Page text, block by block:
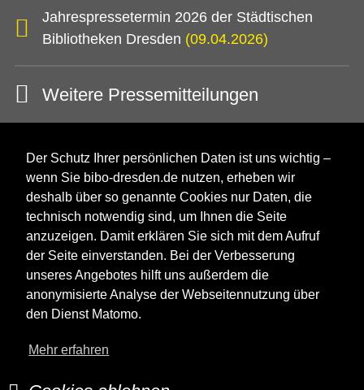
Der Schutz Ihrer persönlichen Daten ist uns wichtig –
wenn Sie bibo-dresden.de nutzen, erheben wir
deshalb über so genannte Cookies nur Daten, die
technisch notwendig sind, um Ihnen die Seite
anzuzeigen. Damit erklären Sie sich mit dem Aufruf
der Seite einverstanden. Bei der Verbesserung
unseres Angebotes hilft uns außerdem die
anonymisierte Analyse der Webseitennutzung über
den Dienst Matomo.
Mehr erfahren
Jahrespressetermin 2026 der Städtischen
Bibliotheken Dresden (09.04.2026)
Weitere Pressemitteilungen